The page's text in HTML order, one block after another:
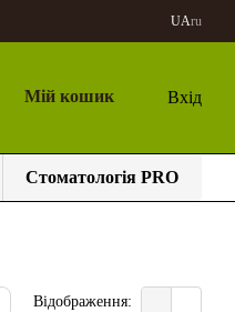
UAru
Мій кошик Вхід
Стоматологія PRO
Відображення: